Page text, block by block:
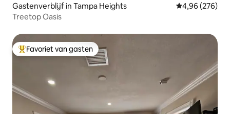
Gastenverblijf in Tampa Heights Gemiddelde
4,96 (276)
Treetop Oasis
Topfavoriet van gasten
Favoriet van gasten